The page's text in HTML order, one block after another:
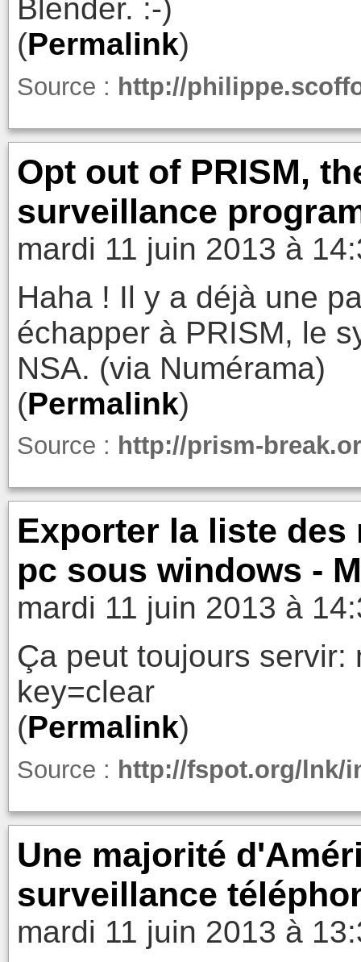
Blender. :-)
(Permalink)
Source : http://
Opt out of PRISM,
surveillance
mardi 11 juin 2013 à
Haha ! Il y a déjà une
échapper à PRISM, le
NSA. (via Numérama)
(Permalink)
Source : http://prism-
Exporter la liste
pc sous windows -
mardi 11 juin 2013 à
Ça peut toujours
key=clear
(Permalink)
Source : http://fspot.org/lnk/
Une majorité
surveillance
mardi 11 juin 2013 à